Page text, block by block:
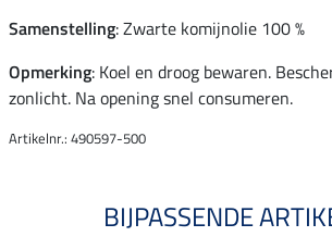
Samenstelling: Zwarte komijnolie 100 %
Opmerking: Koel en droog bewaren.
zonlicht. Na opening snel consumeren.
Artikelnr.: 490597-500
BIJPASSENDE